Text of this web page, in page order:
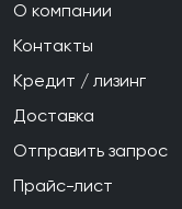
О компании
Контакты
Кредит / лизинг
Доставка
Отправить запрос
Прайс-лист